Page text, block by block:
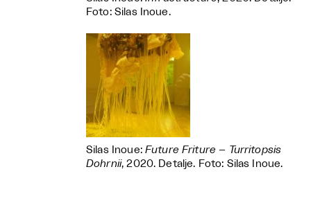
Foto: Silas Inoue.
Silas Inoue: Future Friture – Turritopsis
Dohrnii, 2020. Detalje. Foto: Silas Inoue.